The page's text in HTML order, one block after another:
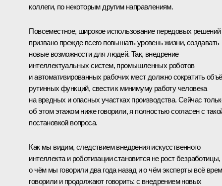
коллеги, по некоторым другим направлениям.
Повсеместное, широкое использование передовых решений
призвано прежде всего повышать уровень жизни, создавать
новые возможности для людей. Так, внедрение
интеллектуальных систем, промышленных роботов
и автоматизированных рабочих мест должно сократить
рутинных функций, свести к минимуму работу человека
на вредных и опасных участках производства. Сейчас
об этом этажом ниже говорили, я полностью согласен с
постановкой вопроса.
Как мы видим, следствием внедрения искусственного
интеллекта и роботизации становится не рост безработицы,
о чём мы говорили два года назад и о чём эксперты всё
говорили и продолжают говорить: с внедрением новых